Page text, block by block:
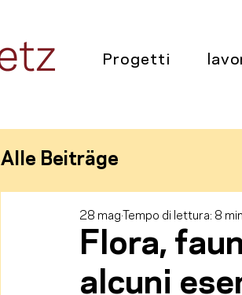
Progetti
Alle Beiträge
Flora,
alcuni
28 mag Tempo di lettura: 8 min